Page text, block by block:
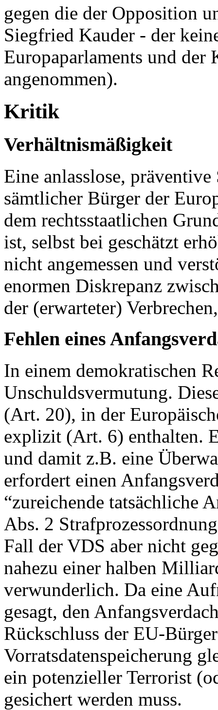
gegen die der Opposition
Siegfried Kauder - der
Europaparlaments und der
angenommen).
Kritik
Verhältnismäßigkeit
Eine anlasslose,
sämtlicher Bürger der
dem rechtsstaatlichen
ist, selbst bei geschätzt
nicht angemessen und
enormen Diskrepanz
der (erwarteter)
Fehlen eines
In einem demokratischen
Unschuldsvermutung.
(Art. 20), in der
explizit (Art. 6) enthalten.
und damit z.B. eine
erfordert einen
“zureichende tatsächliche
Abs. 2
Fall der VDS aber nicht
nahezu einer halben
verwunderlich. Da eine
gesagt, den
Rückschluss der EU-
Vorratsdatenspeicherung
ein potenzieller Terrorist
gesichert werden muss.